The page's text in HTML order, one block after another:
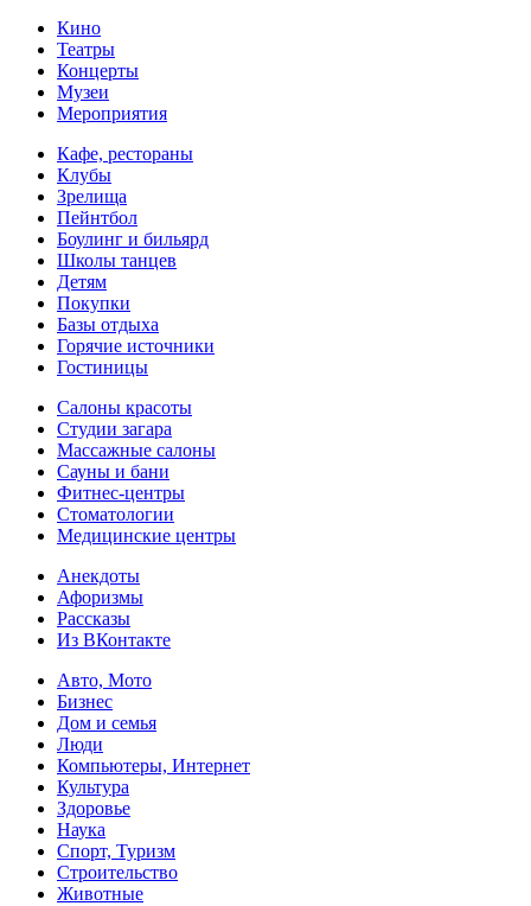
Кино
Театры
Концерты
Музеи
Мероприятия
Кафе, рестораны
Клубы
Зрелища
Пейнтбол
Боулинг и бильярд
Школы танцев
Детям
Покупки
Базы отдыха
Горячие источники
Гостиницы
Салоны красоты
Студии загара
Массажные салоны
Сауны и бани
Фитнес-центры
Стоматологии
Медицинские центры
Анекдоты
Афоризмы
Рассказы
Из ВКонтакте
Авто, Мото
Бизнес
Дом и семья
Люди
Компьютеры, Интернет
Культура
Здоровье
Наука
Спорт, Туризм
Строительство
Животные